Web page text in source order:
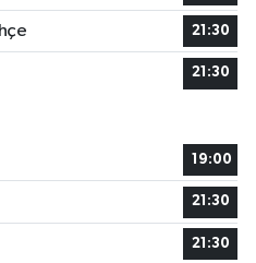
21:30
21:30
19:00
21:30
21:30